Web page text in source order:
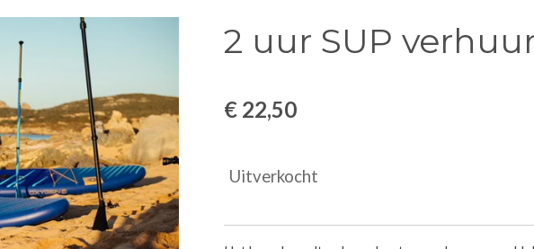
2 uur SUP
€ 22,50
Uitverkocht